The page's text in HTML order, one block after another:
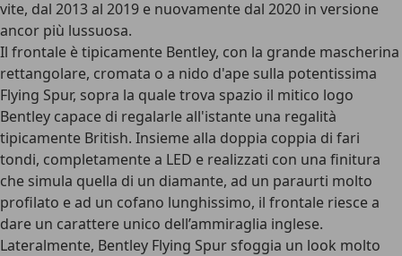
vite, dal 2013 al 2019 e nuovamente dal 2020 in versione
ancor più lussuosa.
Il frontale è tipicamente Bentley, con la grande mascherina
rettangolare, cromata o a nido d'ape sulla potentissima
Flying Spur, sopra la quale trova spazio il mitico logo
Bentley capace di regalarle all'istante una regalità
tipicamente British. Insieme alla doppia coppia di fari
tondi, completamente a LED e realizzati con una finitura
che simula quella di un diamante, ad un paraurti molto
profilato e ad un cofano lunghissimo, il frontale riesce a
dare un carattere unico dell’ammiraglia inglese.
Lateralmente, Bentley Flying Spur sfoggia un look molto